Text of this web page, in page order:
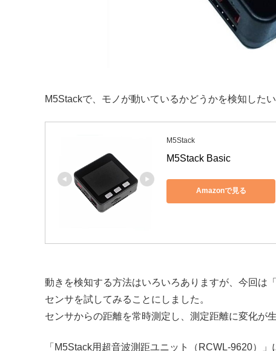
M5Stackで、モノが動いているかどうかを検知した
M5Stack
M5Stack Basic
Amazonで見る
動きを検知する方法はいろいろありますが、今回は
センサを試してみることにしました。
センサからの距離を常時測定し、測定距離に変化が
「M5Stack用超音波測距ユニット（RCWL-9620）